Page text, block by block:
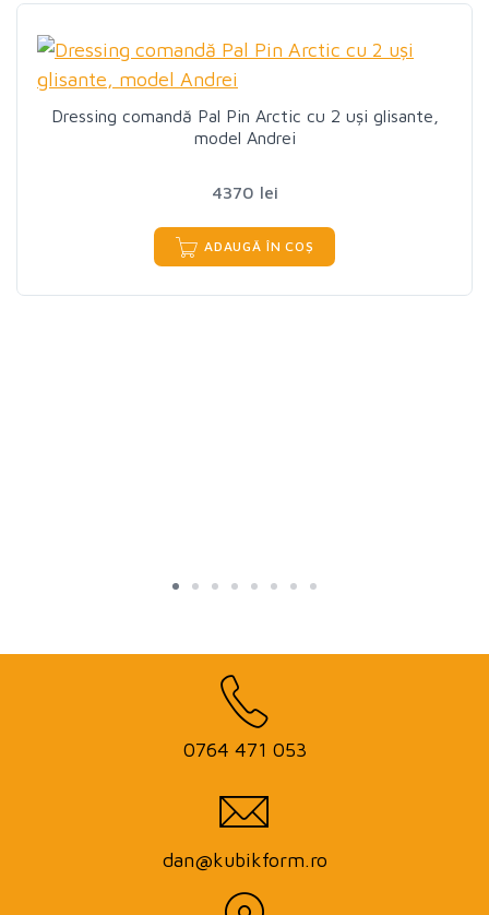
Dressing comandă Pal Pin Arctic cu 2 uși glisante,
model Andrei
4370 lei
ADAUGĂ ÎN COȘ
0764 471 053
dan@kubikform.ro